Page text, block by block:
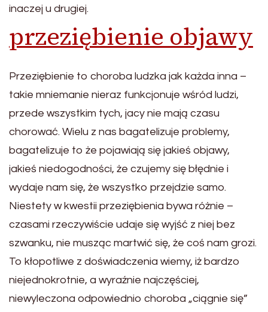
inaczej u drugiej.
przeziębienie objawy
Przeziębienie to choroba ludzka jak każda inna –
takie mniemanie nieraz funkcjonuje wśród ludzi,
przede wszystkim tych, jacy nie mają czasu
chorować. Wielu z nas bagatelizuje problemy,
bagatelizuje to że pojawiają się jakieś objawy,
jakieś niedogodności, że czujemy się błędnie i
wydaje nam się, że wszystko przejdzie samo.
Niestety w kwestii przeziębienia bywa różnie –
czasami rzeczywiście udaje się wyjść z niej bez
szwanku, nie musząc martwić się, że coś nam grozi.
To kłopotliwe z doświadczenia wiemy, iż bardzo
niejednokrotnie, a wyraźnie najczęściej,
niewyleczona odpowiednio choroba „ciągnie się”